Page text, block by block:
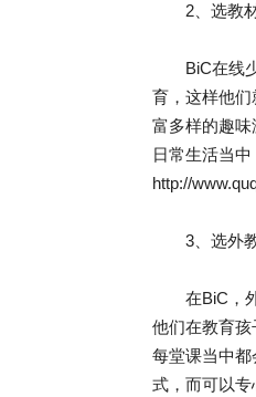
2、选教
BiC在线少
育，这样他
富多样的趣
日常生活当
http://
3、选外
在BiC，外
他们在教育
每堂课当中
式，而可以专